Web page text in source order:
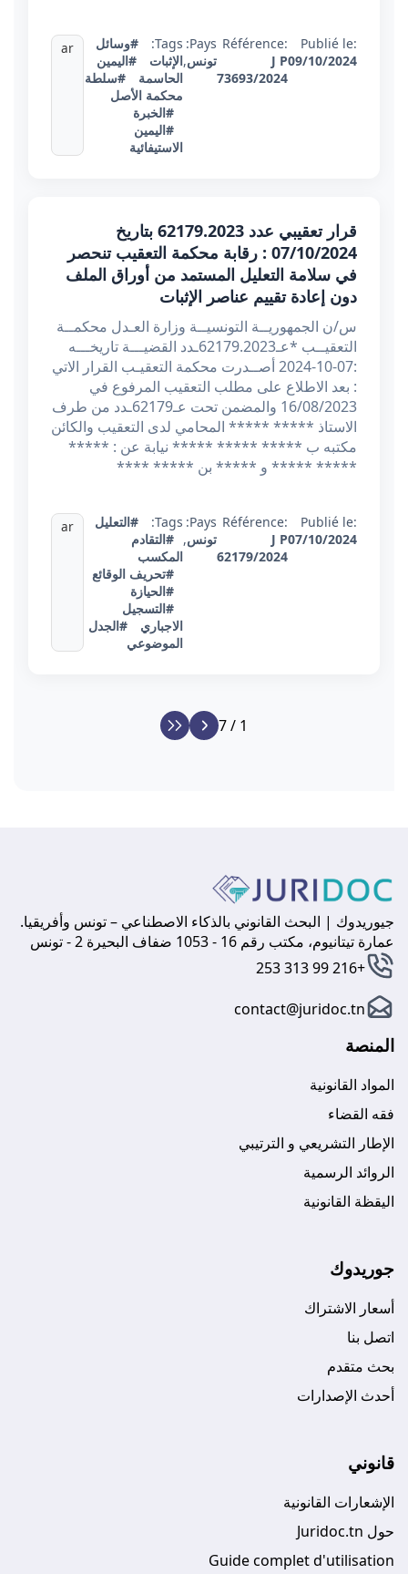
Publié le:
09/10/2024
Référence:
J P
73693/2024
Pays:
تونس,
Tags:
#وسائل
الإثبات
#اليمين
الحاسمة
#سلطة
محكمة الأصل
#الخبرة
#اليمين
الاستيفائية
ar
قرار تعقيبي عدد 62179.2023 بتاريخ
07/10/2024 : رقابة محكمة التعقيب تنحصر
في سلامة التعليل المستمد من أوراق الملف
دون إعادة تقييم عناصر الإثبات
س/ن الجمهوريــة التونسيــة وزارة العـدل محكمــة
التعقيــب *عـ62179.2023ـدد القضيـــة تاريخـــه
:07-10-2024 أصــدرت محكمة التعقيـب القرار الاتي
: بعد الاطلاع على مطلب التعقيب المرفوع في
16/08/2023 والمضمن تحت عـ62179ـدد من طرف
الاستاذ ***** ***** المحامي لدى التعقيب والكائن
مكتبه ب ***** ***** ***** نيابة عن : *****
***** ***** و ***** بن ***** ****
Publié le:
07/10/2024
Référence:
J P
62179/2024
Pays:
تونس,
Tags:
#التعليل
#التقادم
المكسب
#تحريف الوقائع
#الحيازة
#التسجيل
الاجباري
#الجدل
الموضوعي
ar
1 / 7
جيوريدوك | البحث القانوني بالذكاء الاصطناعي – تونس وأفريقيا.
عمارة تيتانيوم، مكتب رقم 16 - 1053 ضفاف البحيرة 2 - تونس
+216 99 313 253
contact@juridoc.tn
المنصة
المواد القانونية
فقه القضاء
الإطار التشريعي و الترتيبي
الروائد الرسمية
اليقظة القانونية
جوريدوك
أسعار الاشتراك
اتصل بنا
بحث متقدم
أحدث الإصدارات
قانوني
الإشعارات القانونية
حول Juridoc.tn
Guide complet d'utilisation